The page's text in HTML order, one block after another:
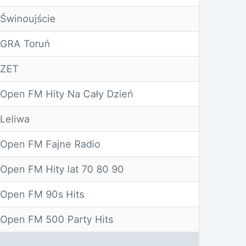
Świnoujście
GRA Toruń
ZET
Open FM Hity Na Cały Dzień
Leliwa
Open FM Fajne Radio
Open FM Hity lat 70 80 90
Open FM 90s Hits
Open FM 500 Party Hits